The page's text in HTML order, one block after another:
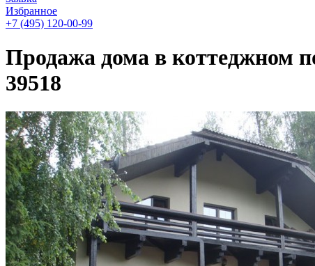
Избранное
+7 (495) 120-00-99
Продажа дома в коттеджном
39518